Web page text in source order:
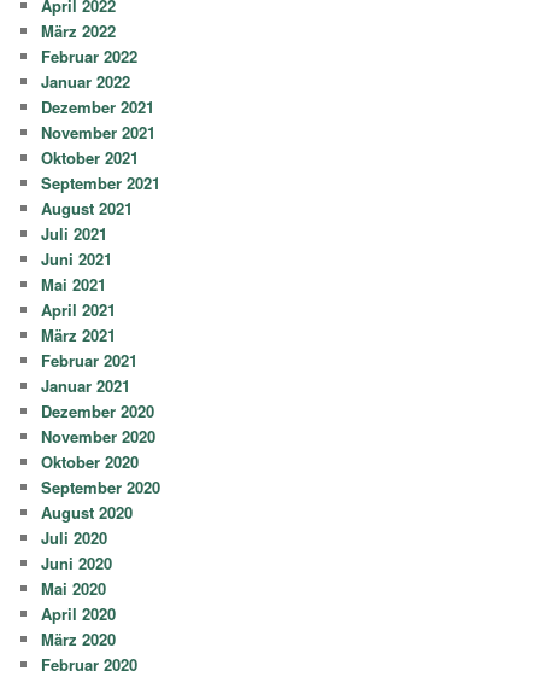
April 2022
März 2022
Februar 2022
Januar 2022
Dezember 2021
November 2021
Oktober 2021
September 2021
August 2021
Juli 2021
Juni 2021
Mai 2021
April 2021
März 2021
Februar 2021
Januar 2021
Dezember 2020
November 2020
Oktober 2020
September 2020
August 2020
Juli 2020
Juni 2020
Mai 2020
April 2020
März 2020
Februar 2020